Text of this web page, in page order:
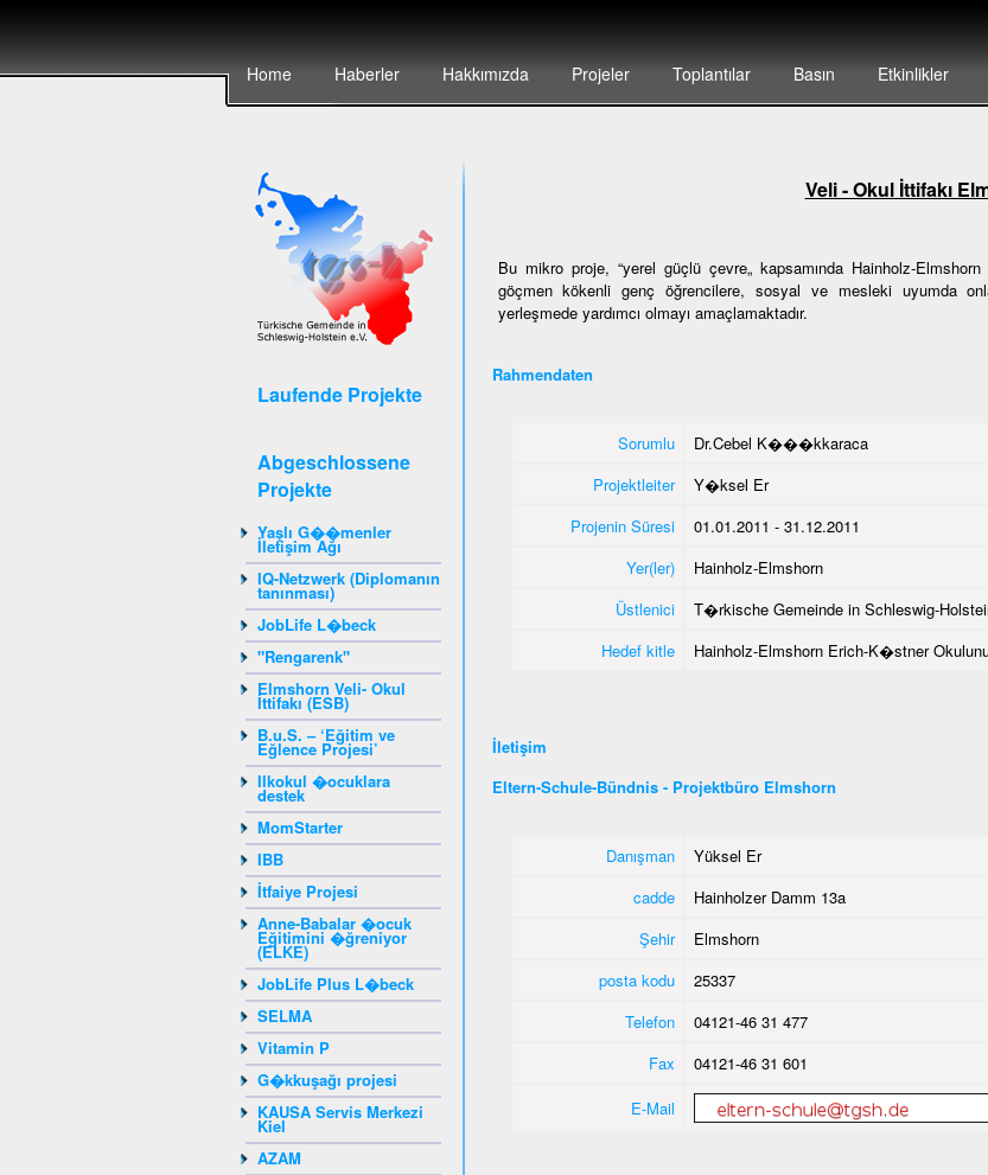
Home Haberler Hakkımızda Projeler Toplantılar Basın Etkinlikler
Laufende Projekte
Abgeschlossene
Projekte
Yaşlı G��menler
İletişim Ağı
IQ-Netzwerk (Diplomanın
tanınması)
JobLife L�beck
"Rengarenk"
Elmshorn Veli- Okul
İttifakı (ESB)
B.u.S. – ‘Eğitim ve
Eğlence Projesi’
Ilkokul �ocuklara
destek
MomStarter
IBB
İtfaiye Projesi
Anne-Babalar �ocuk
Eğitimini �ğreniyor
(ELKE)
JobLife Plus L�beck
SELMA
Vitamin P
G�kkuşağı projesi
KAUSA Servis Merkezi
Kiel
AZAM
Veli - Okul İttifakı
Bu mikro proje, “yerel güçlü çevre„ kapsamında Hainholz-
göçmen kökenli genç öğrencilere, sosyal ve mesleki uyumda
yerleşmede yardımcı olmayı amaçlamaktadır.
Rahmendaten
Sorumlu
Dr.Cebel K���kkaraca
Projektleiter
Y�ksel Er
Projenin Süresi
01.01.2011 - 31.12.2011
Yer(ler)
Hainholz-Elmshorn
Üstlenici
T�rkische Gemeinde in Schleswig-
Hedef kitle
Hainholz-Elmshorn Erich-K�stner
İletişim
Eltern-Schule-Bündnis - Projektbüro Elmshorn
Danışman
Yüksel Er
cadde
Hainholzer Damm 13a
Şehir
Elmshorn
posta kodu
25337
Telefon
04121-46 31 477
Fax
04121-46 31 601
E-Mail